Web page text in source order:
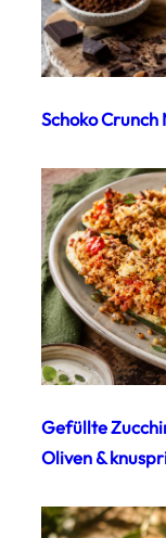
Schoko
Gefüllte
Oliven &